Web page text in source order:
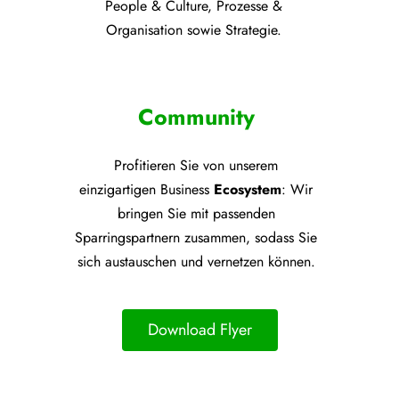
People & Culture, Prozesse &
Organisation sowie Strategie.
Community
Profitieren Sie von unserem
einzigartigen Business Ecosystem: Wir
bringen Sie mit passenden
Sparringspartnern zusammen, sodass Sie
sich austauschen und vernetzen können.
Download Flyer